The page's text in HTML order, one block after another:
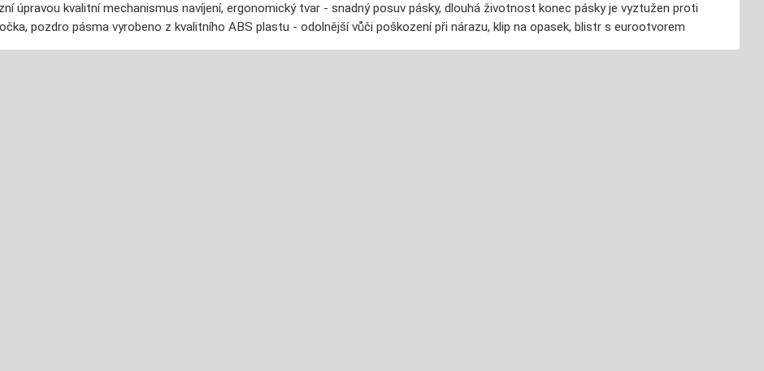
úpravou kvalitní mechanismus navíjení, ergonomický tvar - snadný posuv pásky, dlouhá životnost konec pásky je vyztužen proti
pozdro pásma vyrobeno z kvalitního ABS plastu - odolnější vůči poškození při nárazu, klip na opasek, blistr s eurootvorem